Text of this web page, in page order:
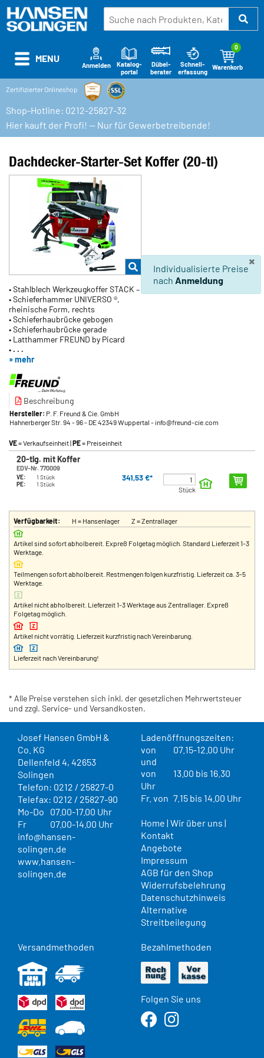
Warenkorb
0
Schnell-
erfassung
Dübel-
berater
Katalog-
portal
Anmelden
Zertifizierter Onlineshop
Shop-Hotline: 0212-25827-32
Hier kauft der Profi! — Nur für Gewerbetreibende!
MENU
Dachdecker-Starter-Set Koffer (20-tl)
• Stahlblech Werkzeugkoffer STACK – ON R – 420
• Schieferhammer UNIVERSO ®,
rheinische Form, rechts
• Schieferhaubrücke gebogen
• Schieferhaubrücke gerade
• Latthammer FREUND by Picard
•. . .
» mehr
Beschreibung
Hersteller: P. F. Freund & Cie. GmbH
Hahnerberger Str. 94 - 96- DE 42349 Wuppertal - info@freund-cie.com
VE= Verkaufseinheit |PE= Preiseinheit
20-tlg. mit Koffer
EDV-Nr. 770009
VE:
1 Stück
PE:
1 Stück
341,53 €*
Stück
Verfügbarkeit: H = Hansenlager Z = Zentrallager
Artikel sind sofort abholbereit. Expreß Folgetag möglich. Standard Lieferzeit 1-3
Werktage.
Teilmengen sofort abholbereit. Restmengen folgen kurzfristig. Lieferzeit ca. 3-5
Werktage.
Artikel nicht abholbereit. Lieferzeit 1-3 Werktage aus Zentrallager. Expreß
Folgetag möglich.
Artikel nicht vorrätig. Lieferzeit kurzfristig nach Vereinbarung.
Lieferzeit nach Vereinbarung!
* Alle Preise verstehen sich inkl. der gesetzlichen Mehrwertsteuer
und zzgl. Service- und Versandkosten.
×
Individualisierte Preise
nach Anmeldung
Josef Hansen GmbH &
Co. KG
Dellenfeld 4, 42653
Solingen
Telefon: 0212 / 25827-0
Telefax: 0212 / 25827-90
Mo-Do
07.00-17.00 Uhr
Fr
07.00-14.00 Uhr
info@hansen-
solingen.de
www.hansen-
solingen.de
Ladenöffnungszeiten:
von
07.15-12.00 Uhr
und
von
13.00 bis 16.30
Uhr
Fr. von 7.15 bis 14.00 Uhr
Home | Wir über uns |
Kontakt
Angebote
Impressum
AGB für den Shop
Widerrufsbelehrung
Datenschutzhinweis
Alternative
Streitbeilegung
Versandmethoden Bezahlmethoden
Folgen Sie uns